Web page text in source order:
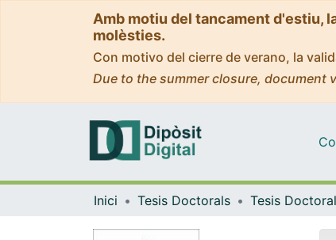
Amb motiu del tancament d'estiu,
molèsties.
Con motivo del cierre de verano, la
Due to the summer closure, document
Inici Tesis Doctorals